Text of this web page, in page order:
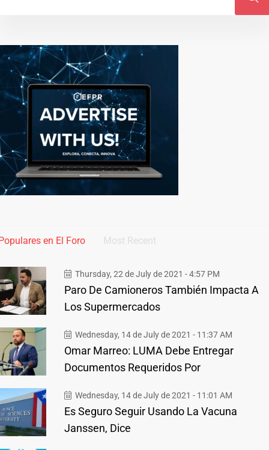
en El Foro Most Recent
Thursday, 22 de July de 2021 - 4:57 PM
Paro De Camioneros También Impacta A
Los Supermercados
Wednesday, 14 de July de 2021 - 11:37 AM
Omar Marreo: LUMA Debe Entregar
Documentos Requeridos Por
Wednesday, 14 de July de 2021 - 11:01 AM
Es Seguro Seguir Usando La Vacuna
Janssen, Dice